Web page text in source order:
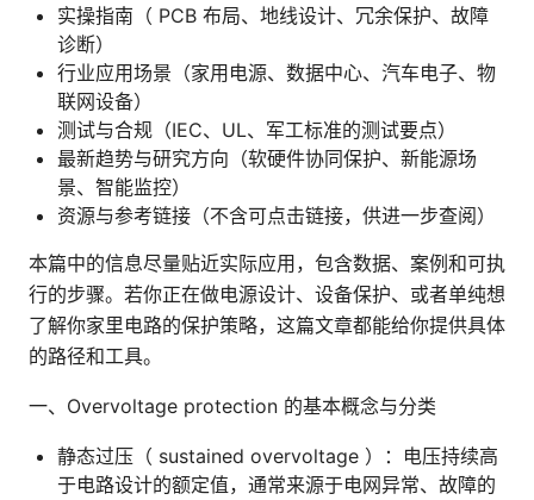
实操指南（ PCB 布局、地线设计、冗余保护、故障
诊断）
行业应用场景（家用电源、数据中心、汽车电子、物
联网设备）
测试与合规（IEC、UL、军工标准的测试要点）
最新趋势与研究方向（软硬件协同保护、新能源场
景、智能监控）
资源与参考链接（不含可点击链接，供进一步查阅）
本篇中的信息尽量贴近实际应用，包含数据、案例和可执
行的步骤。若你正在做电源设计、设备保护、或者单纯想
了解你家里电路的保护策略，这篇文章都能给你提供具体
的路径和工具。
一、Overvoltage protection 的基本概念与分类
静态过压（ sustained overvoltage ）：电压持续高
于电路设计的额定值，通常来源于电网异常、故障的